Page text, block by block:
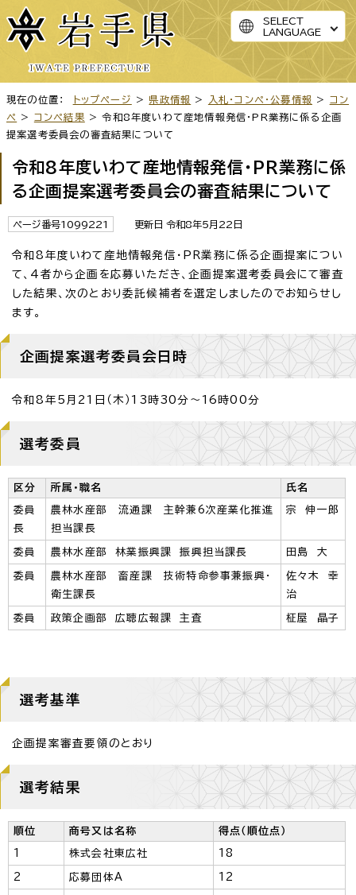
SELECT
LANGUAGE
現在の位置： トップページ > 県政情報 > 入札・コンペ・公募情報 > コン
ペ
> コンペ結果 > 令和8年度いわて産地情報発信・PR業務に係る企画
提案選考委員会の審査結果について
令和8年度いわて産地情報発信・PR業務に係
る企画提案選考委員会の審査結果について
ページ番号1099221 更新日 令和8年5月22日
令和8年度いわて産地情報発信・PR業務に係る企画提案につい
て、4者から企画を応募いただき、企画提案選考委員会にて審査
した結果、次のとおり委託候補者を選定しましたのでお知らせし
ます。
企画提案選考委員会日時
令和8年5月21日（木）13時30分～16時00分
選考委員
区分 所属・職名 氏名
委員
長
農林水産部 流通課 主幹兼6次産業化推進
担当課長
宗 伸一郎
委員 農林水産部 林業振興課 振興担当課長 田島 大
委員
農林水産部 畜産課 技術特命参事兼振興・
衛生課長
佐々木 幸
治
委員 政策企画部 広聴広報課 主査 柾屋 晶子
選考基準
企画提案審査要領のとおり
選考結果
順位 商号又は名称 得点（順位点）
1 株式会社東広社 18
2 応募団体A 12